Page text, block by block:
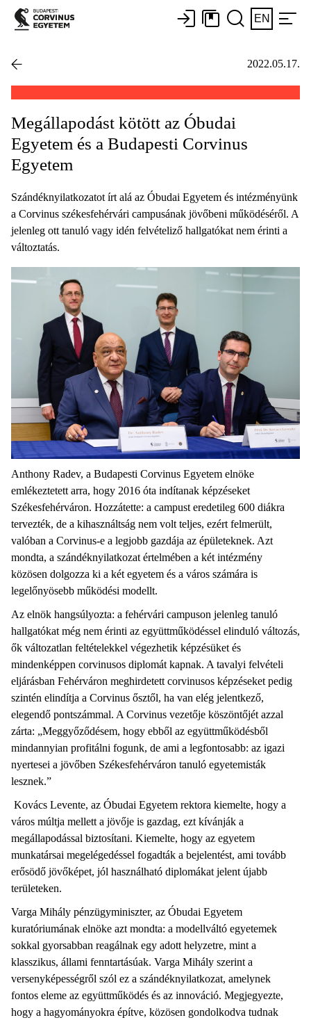
EN
2022.05.17.
Megállapodást kötött az Óbudai
Egyetem és a Budapesti Corvinus
Egyetem
Szándéknyilatkozatot írt alá az Óbudai Egyetem és intézményünk
a Corvinus székesfehérvári campusának jövőbeni működéséről. A
jelenleg ott tanuló vagy idén felvételiző hallgatókat nem érinti a
változtatás.
Anthony Radev, a Budapesti Corvinus Egyetem elnöke
emlékeztetett arra, hogy 2016 óta indítanak képzéseket
Székesfehérváron. Hozzátette: a campust eredetileg 600 diákra
tervezték, de a kihasználtság nem volt teljes, ezért felmerült,
valóban a Corvinus-e a legjobb gazdája az épületeknek. Azt
mondta, a szándéknyilatkozat értelmében a két intézmény
közösen dolgozza ki a két egyetem és a város számára is
legelőnyösebb működési modellt.
Az elnök hangsúlyozta: a fehérvári campuson jelenleg tanuló
hallgatókat még nem érinti az együttműködéssel elinduló változás,
ők változatlan feltételekkel végezhetik képzésüket és
mindenképpen corvinusos diplomát kapnak. A tavalyi felvételi
eljárásban Fehérváron meghirdetett corvinusos képzéseket pedig
szintén elindítja a Corvinus ősztől, ha van elég jelentkező,
elegendő pontszámmal. A Corvinus vezetője köszöntőjét azzal
zárta: „Meggyőződésem, hogy ebből az együttműködésből
mindannyian profitálni fogunk, de ami a legfontosabb: az igazi
nyertesei a jövőben Székesfehérváron tanuló egyetemisták
lesznek.”
Kovács Levente, az Óbudai Egyetem rektora kiemelte, hogy a
város múltja mellett a jövője is gazdag, ezt kívánják a
megállapodással biztosítani. Kiemelte, hogy az egyetem
munkatársai megelégedéssel fogadták a bejelentést, ami tovább
erősödő jövőképet, jól használható diplomákat jelent újabb
területeken.
Varga Mihály pénzügyminiszter, az Óbudai Egyetem
kuratóriumának elnöke azt mondta: a modellváltó egyetemek
sokkal gyorsabban reagálnak egy adott helyzetre, mint a
klasszikus, állami fenntartásúak. Varga Mihály szerint a
versenyképességről szól ez a szándéknyilatkozat, amelynek
fontos eleme az együttműködés és az innováció. Megjegyezte,
hogy a hagyományokra építve, közösen gondolkodva tudnak